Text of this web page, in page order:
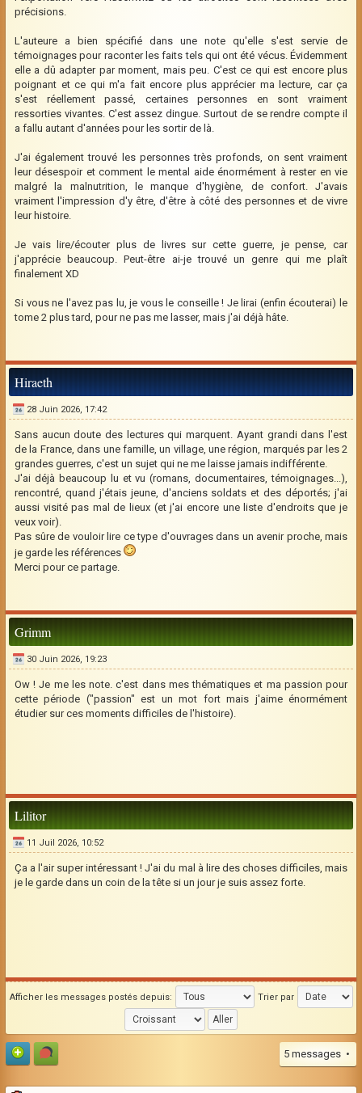
précisions.
L'auteure a bien spécifié dans une note qu'elle s'est servie de
témoignages pour raconter les faits tels qui ont été vécus. Évidemment
elle a dû adapter par moment, mais peu. C'est ce qui est encore plus
poignant et ce qui m'a fait encore plus apprécier ma lecture, car ça
s'est réellement passé, certaines personnes en sont vraiment
ressorties vivantes. C'est assez dingue. Surtout de se rendre compte il
a fallu autant d'années pour les sortir de là.
J'ai également trouvé les personnes très profonds, on sent vraiment
leur désespoir et comment le mental aide énormément à rester en vie
malgré la malnutrition, le manque d'hygiène, de confort. J'avais
vraiment l'impression d'y être, d'être à côté des personnes et de vivre
leur histoire.
Je vais lire/écouter plus de livres sur cette guerre, je pense, car
j'apprécie beaucoup. Peut-être ai-je trouvé un genre qui me plaît
finalement XD
Si vous ne l'avez pas lu, je vous le conseille ! Je lirai (enfin écouterai) le
tome 2 plus tard, pour ne pas me lasser, mais j'ai déjà hâte.
Hiraeth
28 Juin 2026, 17:42
Sans aucun doute des lectures qui marquent. Ayant grandi dans l'est
de la France, dans une famille, un village, une région, marqués par les 2
grandes guerres, c'est un sujet qui ne me laisse jamais indifférente.
J'ai déjà beaucoup lu et vu (romans, documentaires, témoignages...),
rencontré, quand j'étais jeune, d'anciens soldats et des déportés; j'ai
aussi visité pas mal de lieux (et j'ai encore une liste d'endroits que je
veux voir).
Pas sûre de vouloir lire ce type d'ouvrages dans un avenir proche, mais
je garde les références
Merci pour ce partage.
Grimm
30 Juin 2026, 19:23
Ow ! Je me les note. c'est dans mes thématiques et ma passion pour
cette période ("passion" est un mot fort mais j'aime énormément
étudier sur ces moments difficiles de l'histoire).
Lilitor
11 Juil 2026, 10:52
Ça a l'air super intéressant ! J'ai du mal à lire des choses difficiles, mais
je le garde dans un coin de la tête si un jour je suis assez forte.
Afficher les messages postés depuis: Trier par
5 messages •